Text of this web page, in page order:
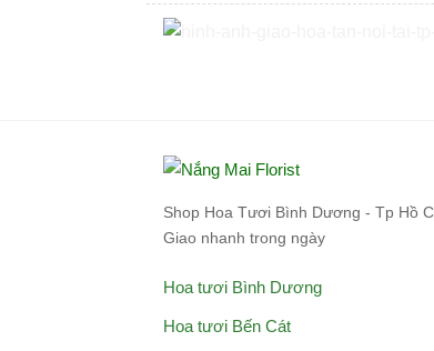
Shop Hoa Tươi Bình Dương - Tp Hồ
Giao nhanh trong ngày
Hoa tươi Bình Dương
Hoa tươi Bến Cát